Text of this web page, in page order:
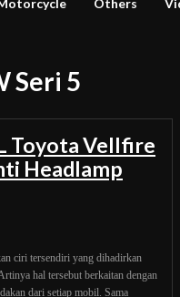
Others
Seri 5
Toyota Vellfire
Headlamp
ciri tersendiri yang dihadirkan
hal tersebut berkaitan dengan
dari setiap mobil. Sama